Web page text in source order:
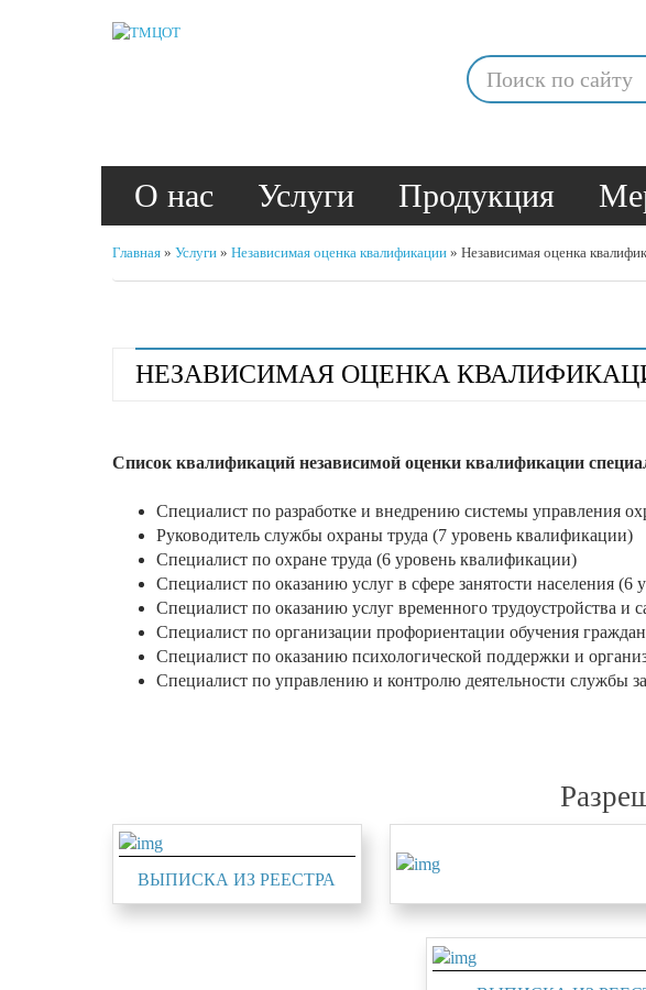
О нас Услуги Продукция
Главная » Услуги » Независимая оценка квалификации » Независимая оценка
НЕЗАВИСИМАЯ ОЦЕНКА
Список квалификаций независимой оценки квалификации
Специалист по разработке и внедрению системы управления
Руководитель службы охраны труда (7 уровень квалификации)
Специалист по охране труда (6 уровень квалификации)
Специалист по оказанию услуг в сфере занятости населения (6
Специалист по оказанию услуг временного трудоустройства и
Специалист по организации профориентации обучения
Специалист по оказанию психологической поддержки и
Специалист по управлению и контролю деятельности службы
ВЫПИСКА ИЗ РЕЕСТРА